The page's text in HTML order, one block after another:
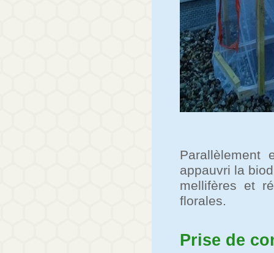
Parallèlement
appauvri la
mellifères et
florales.
Prise de